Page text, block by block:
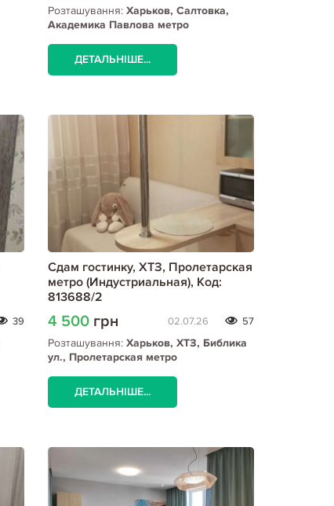
Розташування:Харьков, Салтовка,
Академика Павлова метро
ДЕТАЛЬНІШЕ...
39
Сдам гостинку, ХТЗ, Пролетарская
метро (Индустриальная), Код:
813688/2
4 500 грн 02.07.26 57
Розташування:Харьков, ХТЗ, Библика
ул., Пролетарская метро
ДЕТАЛЬНІШЕ...